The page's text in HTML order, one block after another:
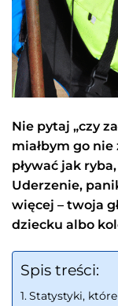
Nie pytaj „czy
miałbym go nie
pływać jak
Uderzenie,
więcej – twoja
dziecku albo
Spis treści:
Statystyki,